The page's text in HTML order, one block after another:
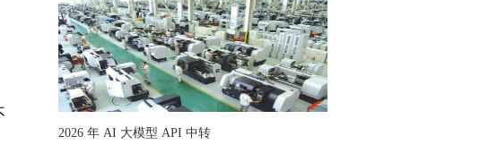
2026 年 AI 大模型 API 中转